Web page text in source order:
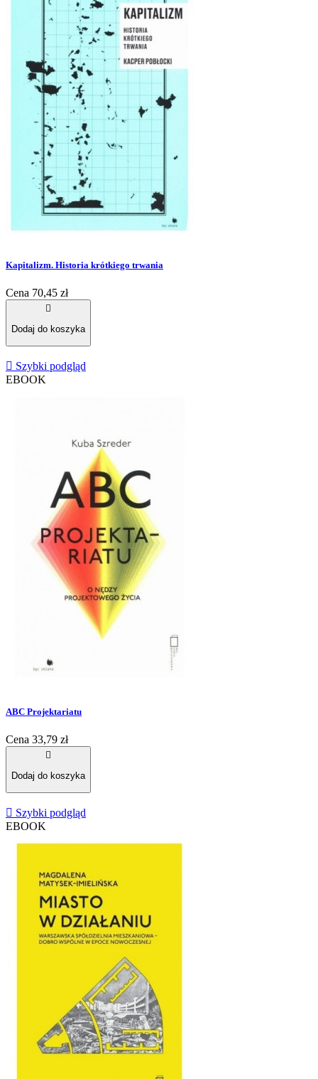
Kapitalizm. Historia krótkiego trwania
Cena 70,45 zł

Dodaj do koszyka
 Szybki podgląd
EBOOK
ABC Projektariatu
Cena 33,79 zł

Dodaj do koszyka
 Szybki podgląd
EBOOK